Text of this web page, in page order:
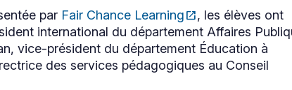
par Fair Chance Learningopen_in_new
Ce
lien
s'ouvrira
dans
une
, les élèves ont
international du département Affaires
vice-président du département Éducation à
des services pédagogiques au Conseil